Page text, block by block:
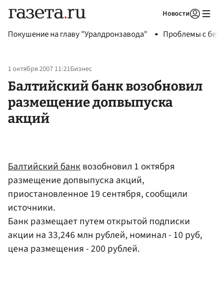
Новости
Покушение на главу "Уралдронзавода" Проблемы с
1 октября 2007 11:21Бизнес
Балтийский банк возобновил
размещение допвыпуска
акций
Балтийский банквозобновил 1 октября
размещение допвыпуска акций,
приостановленное 19 сентября, сообщили
источники.
Банк размещает путем открытой подписки
акции на 33,246 млн рублей, номинал - 10 руб,
цена размещения - 200 рублей.